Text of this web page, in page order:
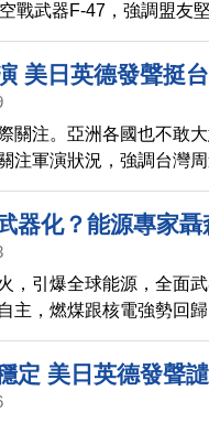
戰武器F-47，強調盟友
），上任後將首
持續擾台，針對共軍實施
美日英德發聲挺
關注。亞洲各國也不敢
注軍演狀況，強調台灣
也是極為重要的問題，
中共飛彈落入日本專屬
器化？能源專家
，引爆全球能源，全面
主，燃煤跟核電強勢回
下，台灣作為AI硬體心
際能源專家聶森教授，
定 美日英德發聲